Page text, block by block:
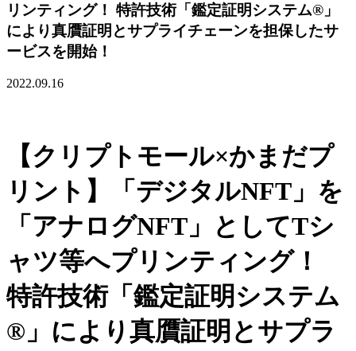
リンティング！ 特許技術「鑑定証明システム®」
により真贋証明とサプライチェーンを担保したサ
ービスを開始！
2022.09.16
【クリプトモール×かまだプ
リント】「デジタルNFT」を
「アナログNFT」としてTシ
ャツ等へプリンティング！
特許技術「鑑定証明システム
®」により真贋証明とサプラ